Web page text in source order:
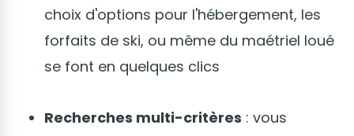
choix d'options pour l'hébergement, les
forfaits de ski, ou même du maétriel loué
se font en quelques clics
Recherches multi-critères : vous